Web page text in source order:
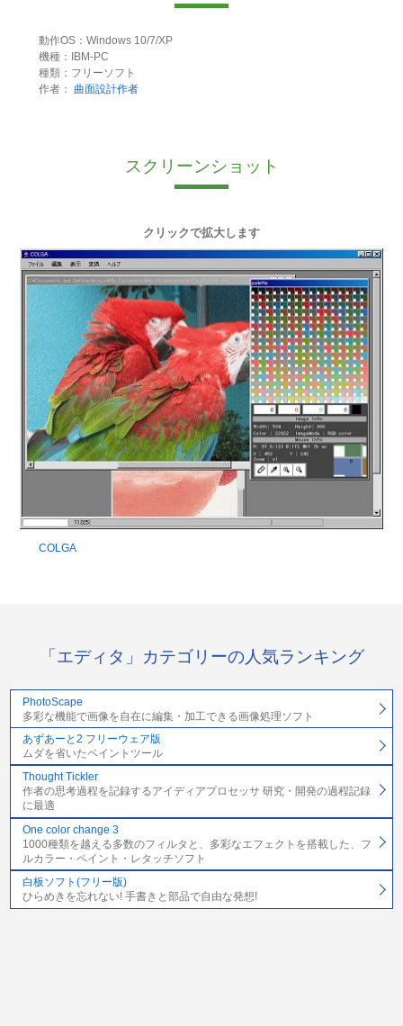
動作OS：Windows 10/7/XP
機種：IBM-PC
種類：フリーソフト
作者： 曲面設計作者
スクリーンショット
クリックで拡大します
COLGA
「エディタ」カテゴリーの人気ランキング
PhotoScape
多彩な機能で画像を自在に編集・加工できる画像処理ソフト
あずあーと2 フリーウェア版
ムダを省いたペイントツール
Thought Tickler
作者の思考過程を記録するアイディアプロセッサ 研究・開発の過程記録
に最適
One color change 3
1000種類を越える多数のフィルタと、多彩なエフェクトを搭載した、フ
ルカラー・ペイント・レタッチソフト
白板ソフト(フリー版)
ひらめきを忘れない! 手書きと部品で自由な発想!